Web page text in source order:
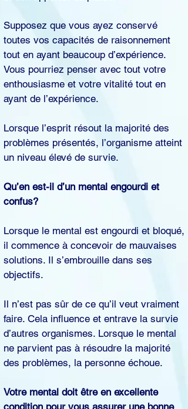
Supposez que vous ayez conservé
toutes vos capacités de raisonnement
tout en ayant beaucoup d’expérience.
Vous pourriez penser avec tout votre
enthousiasme et votre vitalité tout en
ayant de l’expérience.
Lorsque l’esprit résout la majorité des
problèmes présentés, l’organisme atteint
un niveau élevé de survie.
Qu’en est-il d’un mental engourdi et
confus?
Lorsque le mental est engourdi et bloqué,
il commence à concevoir de mauvaises
solutions. Il s’embrouille dans ses
objectifs.
Il n’est pas sûr de ce qu’il veut vraiment
faire. Cela influence et entrave la survie
d’autres organismes. Lorsque le mental
ne parvient pas à résoudre la majorité
des problèmes, la personne échoue.
Votre mental doit être en excellente
condition pour vous assurer une bonne